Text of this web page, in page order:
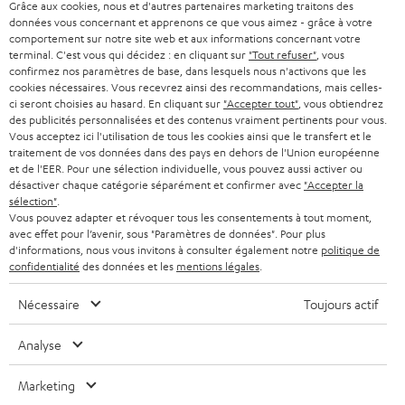
o
u
s
à
l
a
n
e
w
s
l
e
t
t
Catégories
HOME CINEMA
SYSTEMES COMPLETS HOME CINEMA
BARRES DE SON
SMART HOME
BLUETOOTH
CASQUES AUDIO
CASQUES BLUETOOTH AUDIO
SYSTEMES COMPLETS
Société
SUPPORT
CARRIÈRE
PRESSE
B2B
BLOG
NEWSLETTER
MAGASINS
Boutiques en ligne Teufel
ALLEMAGNE
AUTRICHE
SUISSE
PAYS-BAS
Grâce aux cookies, nous et d'autres partenaires marketing traitons des
données vous concernant et apprenons ce que vous aimez - grâce à votre
comportement sur notre site web et aux informations concernant votre
terminal. C'est vous qui décidez : en cliquant sur "Tout refuser" , vous
confirmez nos paramètres de base, dans lesquels nous n'activons que les
cookies nécessaires. Vous recevrez ainsi des recommandations, mais celles-
ci seront choisies au hasard. En cliquant sur "Accepter tout" , vous obtiendrez
des publicités personnalisées et des contenus vraiment pertinents pour vous.
Vous acceptez ici l'utilisation de tous les cookies ainsi que le transfert et le
traitement de vos données dans des pays en dehors de l'Union européenne
et de l'EER. Pour une sélection individuelle, vous pouvez aussi activer ou
désactiver chaque catégorie séparément et confirmer avec "Accepter la
sélection"
Vous pouvez adapter et révoquer tous les consentements à tout moment,
avec effet pour l’avenir, sous "Paramètres de données". Pour plus
d'informations, nous vous invitons à consulter également notre politique de
confidentialité des données et les mentions légales
Nécessaire Toujours actif
Analyse
Marketing